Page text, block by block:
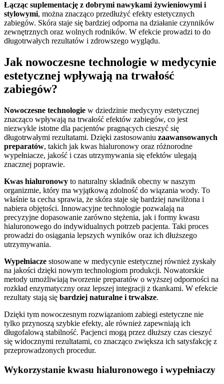
Łącząc suplementację z dobrymi nawykami żywieniowymi i
stylowymi, można znacząco przedłużyć efekty estetycznych
zabiegów. Skóra staje się bardziej odporna na działanie czynników
zewnętrznych oraz wolnych rodników. W efekcie prowadzi to do
długotrwałych rezultatów i zdrowszego wyglądu.
Jak nowoczesne technologie w medycynie
estetycznej wpływają na trwałość
zabiegów?
Nowoczesne technologie w dziedzinie medycyny estetycznej
znacząco wpływają na trwałość efektów zabiegów, co jest
niezwykle istotne dla pacjentów pragnących cieszyć się
długotrwałymi rezultatami. Dzięki zastosowaniu zaawansowanych
preparatów, takich jak kwas hialuronowy oraz różnorodne
wypełniacze, jakość i czas utrzymywania się efektów ulegają
znacznej poprawie.
Kwas hialuronowy to naturalny składnik obecny w naszym
organizmie, który ma wyjątkową zdolność do wiązania wody. To
właśnie ta cecha sprawia, że skóra staje się bardziej nawilżona i
nabiera objętości. Innowacyjne technologie pozwalają na
precyzyjne dopasowanie zarówno stężenia, jak i formy kwasu
hialuronowego do indywidualnych potrzeb pacjenta. Taki proces
prowadzi do osiągania lepszych wyników oraz ich dłuższego
utrzymywania.
Wypełniacze stosowane w medycynie estetycznej również zyskały
na jakości dzięki nowym technologiom produkcji. Nowatorskie
metody umożliwiają tworzenie preparatów o wyższej odporności na
rozkład enzymatyczny oraz lepszej integracji z tkankami. W efekcie
rezultaty stają się bardziej naturalne i trwalsze.
Dzięki tym nowoczesnym rozwiązaniom zabiegi estetyczne nie
tylko przynoszą szybkie efekty, ale również zapewniają ich
długofalową stabilność. Pacjenci mogą przez dłuższy czas cieszyć
się widocznymi rezultatami, co znacząco zwiększa ich satysfakcję z
przeprowadzonych procedur.
Wykorzystanie kwasu hialuronowego i wypełniaczy